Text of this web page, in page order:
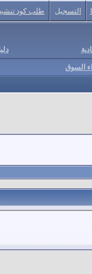
التسجيل طلب كود
السوق